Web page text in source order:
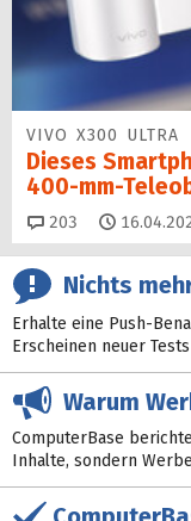
VIVO X300 ULTRA
Dieses
203 Kommentare
Nichts
Erhalte eine Push-
Erscheinen neuer
Warum
ComputerBase
Inhalte, sondern